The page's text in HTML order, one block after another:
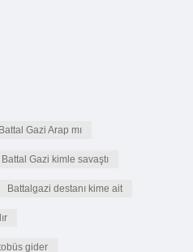
Battal Gazi Arap mı
Battal Gazi kimle savaştı
Battalgazi destanı kime ait
gider